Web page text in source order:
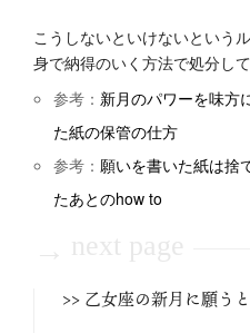
こうしないといけないという
身で納得のいく方法で処分して
参考： 新月のパワーを味方
た紙の保管の仕方
参考：願いを書いた紙は捨
たあとのhow to
>> 乙女座の新月に願う